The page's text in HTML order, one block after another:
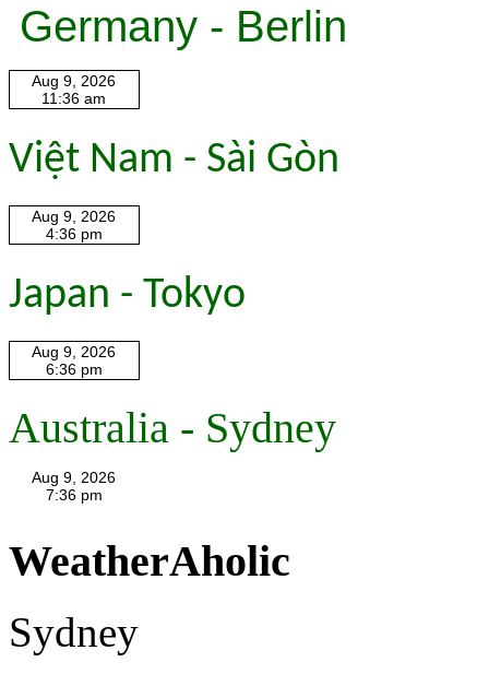
Germany - Berlin
Việt Nam - Sài Gòn
Japan - Tokyo
Australia - Sydney
WeatherAholic
Sydney